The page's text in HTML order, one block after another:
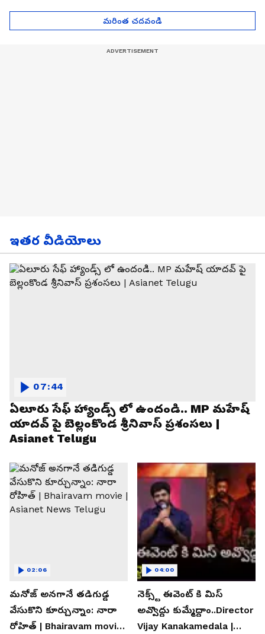
News Telugu
మరింత చదవండి
ఇతర వీడియోలు
ఏలూరు సేఫ్ హ్యాండ్స్ లో ఉందండి.. MP మహేష్
యాదవ్ పై బెల్లంకొండ శ్రీనివాస్ ప్రశంసలు |
Asianet Telugu
07:44
మనోజ్ అనగానే తడిగుడ్డ
వేసుకొని కూర్చున్నాం: నారా
రోహిత్ | Bhairavam movie |
02:06
నెక్స్ట్ ఈవెంట్ కి మిస్
అవ్వొద్దు కుమ్మేద్దాం..Director
Vijay Kanakamedala |
04:00